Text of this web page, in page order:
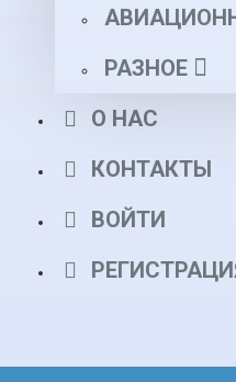
РАЗНОЕ
О НАС
КОНТАКТЫ
ВОЙТИ